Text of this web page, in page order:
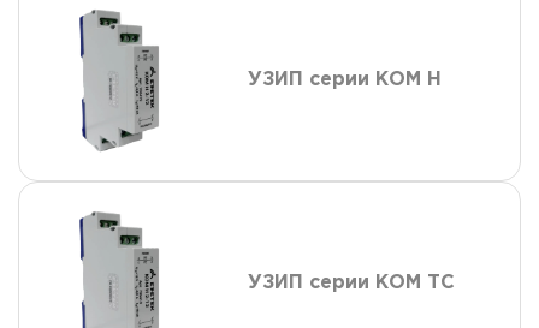
УЗИП серии КОМ Н
УЗИП серии КОМ ТС